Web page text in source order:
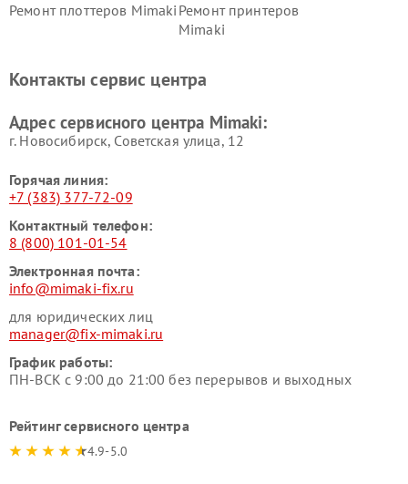
Ремонт плоттеров Mimaki Ремонт принтеров
Mimaki
Контакты сервис центра
Адрес сервисного центра Mimaki:
г. Новосибирск, Советская улица, 12
Горячая линия:
+7 (383) 377-72-09
Контактный телефон:
8 (800) 101-01-54
Электронная почта:
info@mimaki-fix.ru
для юридических лиц
manager@fix-mimaki.ru
График работы:
ПН-ВСК с 9:00 до 21:00 без перерывов и выходных
Рейтинг сервисного центра
4.9-5.0